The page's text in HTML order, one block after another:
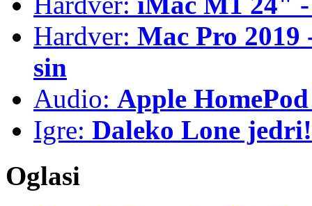
Hardver: Mac Pro
sin
Audio: Apple
Igre: Daleko Lone jedri!
Oglasi